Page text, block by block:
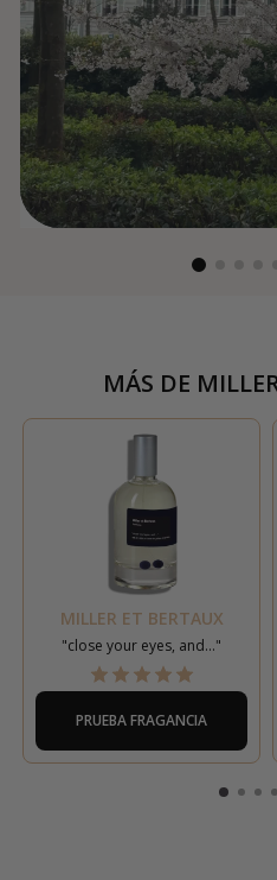
MÁS DE
MILLER ET BERTAUX
"close your eyes, and..."
PRUEBA FRAGANCIA